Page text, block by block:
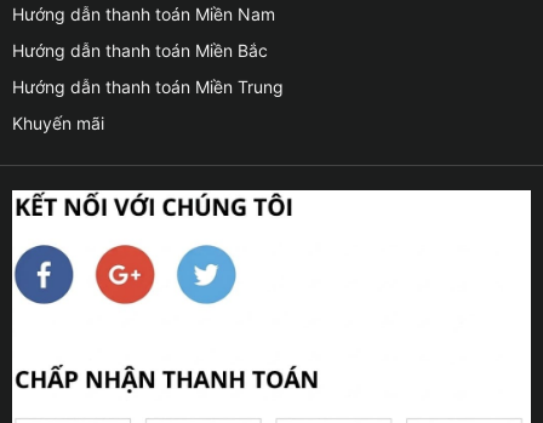
Hướng dẫn thanh toán Miền Nam
Hướng dẫn thanh toán Miền Bắc
Hướng dẫn thanh toán Miền Trung
Khuyến mãi